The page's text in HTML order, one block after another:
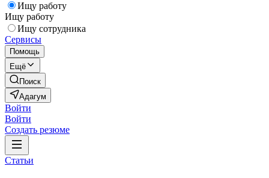
Ищу работу
Ищу работу
Ищу сотрудника
Сервисы
Помощь
Ещё
Поиск
Адагум
Войти
Войти
Создать резюме
Статьи